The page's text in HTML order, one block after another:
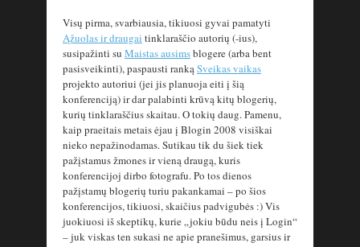
Visų pirma, svarbiausia, tikiuosi gyvai pamatyti
Ąžuolas ir draugai tinklaraščio autorių (-ius),
susipažinti su Maistas ausimsblogere (arba bent
pasisveikinti), paspausti rankąSveikas vaikas
projekto autoriui (jei jis planuoja eiti į šią
konferenciją) ir dar palabinti krūvą kitų blogerių,
kurių tinklaraščius skaitau. O tokių daug. Pamenu,
kaip praeitais metais ėjau į Blogin 2008 visiškai
nieko nepažinodamas. Sutikau tik du šiek tiek
pažįstamus žmones ir vieną draugą, kuris
konferencijoj dirbo fotografu. Po tos dienos
pažįstamų blogerių turiu pakankamai – po šios
konferencijos, tikiuosi, skaičius padvigubės :) Vis
juokiuosi iš skeptikų, kurie „jokiu būdu neis į Login“
– juk viskas ten sukasi ne apie pranešimus, garsius ir